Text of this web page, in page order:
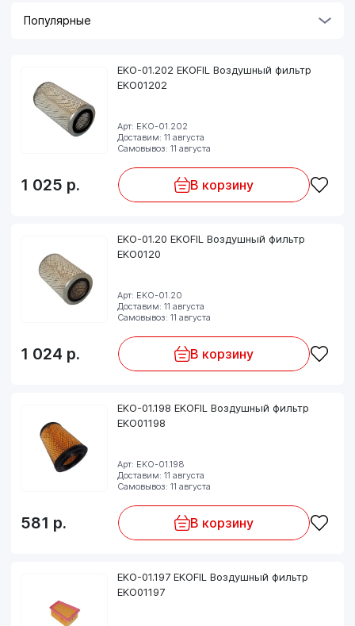
EKO-01.202 EKOFIL Воздушный фильтр
EKO01202
Арт: EKO-01.202
Доставим: 11 августа
Самовывоз: 11 августа
1 025 р. В корзину
EKO-01.20 EKOFIL Воздушный фильтр
EKO0120
Арт: EKO-01.20
Доставим: 11 августа
Самовывоз: 11 августа
1 024 р. В корзину
EKO-01.198 EKOFIL Воздушный фильтр
EKO01198
Арт: EKO-01.198
Доставим: 11 августа
Самовывоз: 11 августа
581 р. В корзину
EKO-01.197 EKOFIL Воздушный фильтр
EKO01197